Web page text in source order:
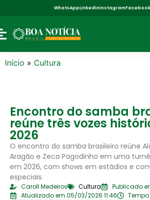
WhatsAppLinkedInInstagramFacebook
Início » Cultura
Encontro do samba
reúne três vozes
2026
O encontro do samba brasileiro reúne
Aragão e Zeca Pagodinho em uma
em 2026, com shows em estádios e
especiais.
Caroll Medeiros Cultura
Publicado
Atualizado em 05/03/2026 11:46
Tempo